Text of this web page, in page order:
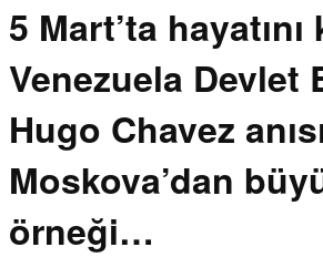
5 Mart’ta
Venezuela Devlet
Hugo Chavez
Moskova’dan
örneği…